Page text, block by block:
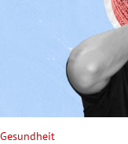
Gesundheit